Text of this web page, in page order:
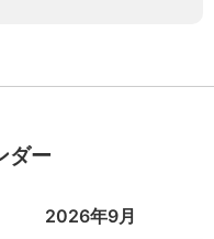
ダー
2026年9月